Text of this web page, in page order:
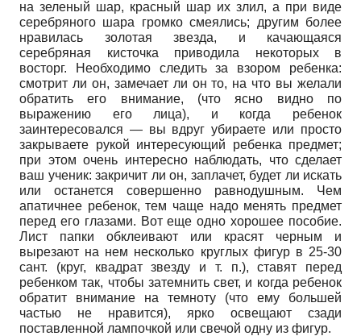
на зеленый шар, красный шар их злил, а при виде
серебряного шара громко смеялись; другим более
нравилась золотая звезда, и качающаяся
серебряная кисточка приводила некоторых в
восторг. Необходимо следить за взором ребенка:
смотрит ли он, замечает ли он то, на что вы желали
обратить его внимание, (что ясно видно по
выражению его лица), и когда ребенок
заинтересовался — вы вдруг убираете или просто
закрываете рукой интересующий ребенка предмет;
при этом очень интересно наблюдать, что сделает
ваш ученик: закричит ли он, заплачет, будет ли искать
или останется совершенно равнодушным. Чем
апатичнее ребенок, тем чаще надо менять предмет
перед его глазами. Вот еще одно хорошее пособие.
Лист папки обклеивают или красят черным и
вырезают на нем несколько круглых фигур в 25-30
сант. (круг, квадрат звезду и т. п.), ставят перед
ребенком так, чтобы затемнить свет, и когда ребенок
обратит внимание на темноту (что ему большей
частью не нравится), ярко освещают сзади
поставленной лампочкой или свечой одну из фигур.